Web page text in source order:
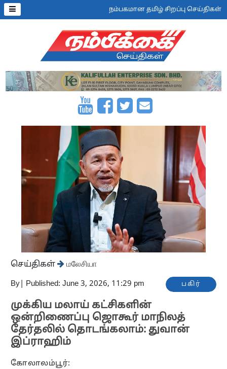
நம்பகமான தமிழ் சிறப்பு செய்திகள்
செய்திகள் மலேசியா
By Published: June 3, 2026, 11:29 pm பகிர்
முக்கிய மலாய் கட்சிகளின்
ஒன்றிணைப்பு ஜொகூர் மாநிலத்
தேர்தலில் தொடங்கலாம்: துவான்
இப்ராஹிம்
கோலாலம்பூர்: